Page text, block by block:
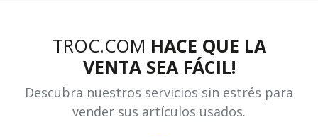
TROC.COM HACE QUE LA
VENTA SEA FÁCIL!
Descubra nuestros servicios sin estrés para
vender sus artículos usados.